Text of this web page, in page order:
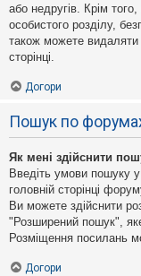
або недругів. Крім
особистого розділу,
також можете видаляти
сторінці.
Догори
Пошук по
Як мені здійснити
Введіть умови пошуку
головній сторінці
Ви можете здійснити
"Розширений пошук",
Розміщення посилань
Догори